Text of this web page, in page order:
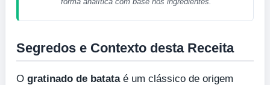
Segredos e Contexto desta Receita
O gratinado de batataé um clássico de origem